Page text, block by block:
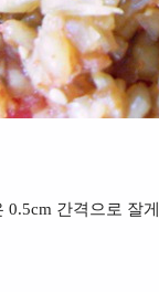
간격으로 잘